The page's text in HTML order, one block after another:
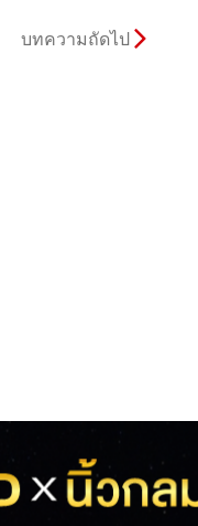
บทความถัดไป